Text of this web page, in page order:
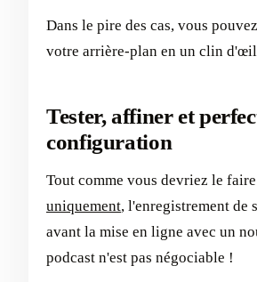
Dans le pire des cas, vous
votre arrière-plan en un clin
Tester, affiner et
configuration
Tout comme vous devriez le
uniquement, l'enregistrement de
avant la mise en ligne avec un
podcast n'est pas négociable !